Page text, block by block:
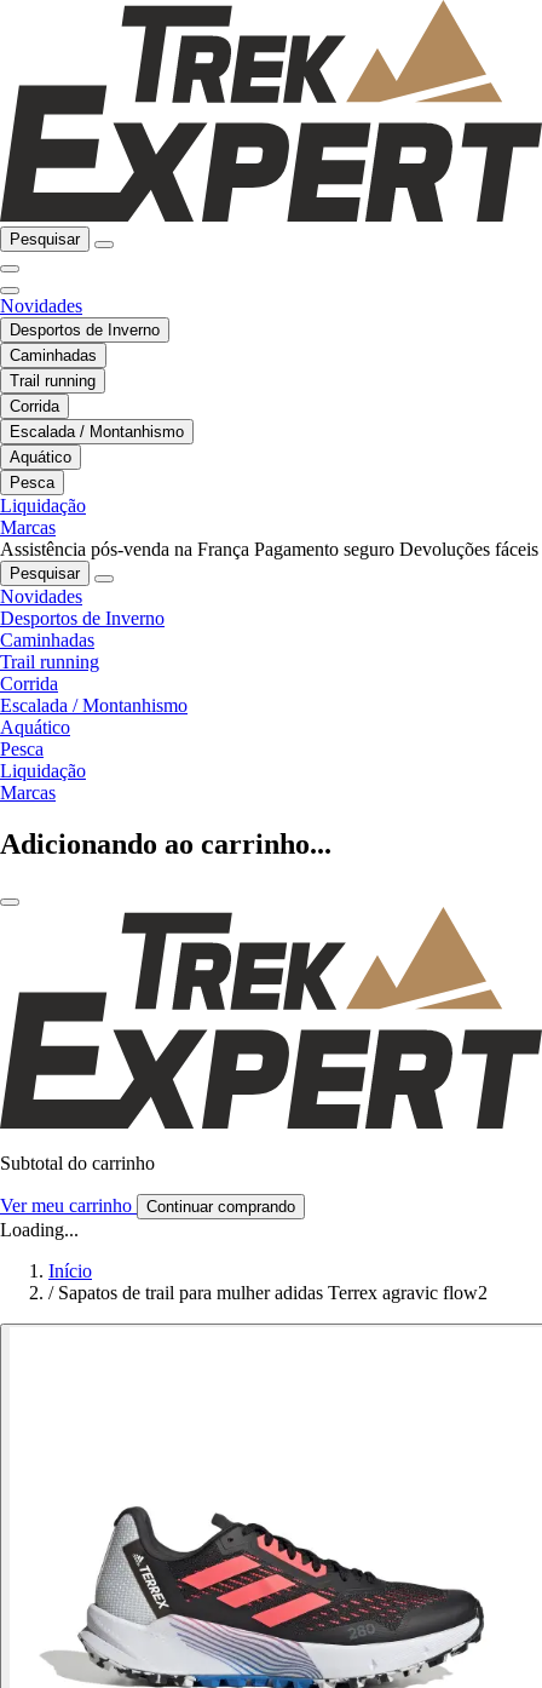
Pesquisar
Novidades
Desportos de Inverno
Caminhadas
Trail running
Corrida
Escalada / Montanhismo
Aquático
Pesca
Liquidação
Marcas
Assistência pós-venda na França Pagamento seguro Devoluções fáceis
Pesquisar
Novidades
Desportos de Inverno
Caminhadas
Trail running
Corrida
Escalada / Montanhismo
Aquático
Pesca
Liquidação
Marcas
Adicionando ao carrinho...
Subtotal do carrinho
Ver meu carrinho Continuar comprando
Loading...
Início
/ Sapatos de trail para mulher adidas Terrex agravic flow2